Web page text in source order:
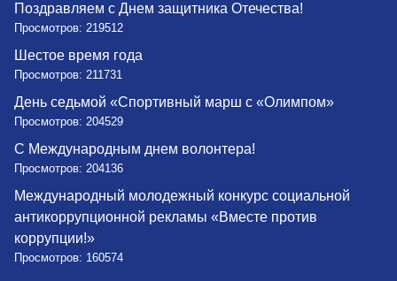
Поздравляем с Днем защитника Отечества!
Просмотров: 219512
Шестое время года
Просмотров: 211731
День седьмой «Спортивный марш с «Олимпом»
Просмотров: 204529
С Международным днем волонтера!
Просмотров: 204136
Международный молодежный конкурс социальной
антикоррупционной рекламы «Вместе против
коррупции!»
Просмотров: 160574